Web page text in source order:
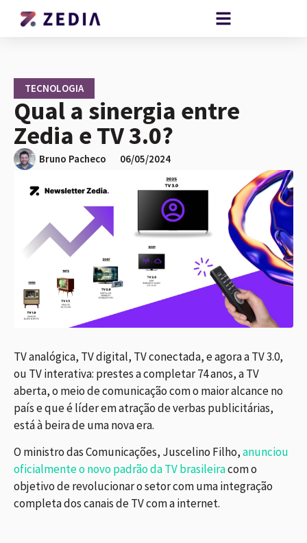
TECNOLOGIA
Qual a sinergia entre
Zedia e TV 3.0?
Bruno Pacheco 06/05/2024
TV analógica, TV digital, TV conectada, e agora a TV 3.0,
ou TV interativa: prestes a completar 74 anos, a TV
aberta, o meio de comunicação com o maior alcance no
país e que é líder em atração de verbas publicitárias,
está à beira de uma nova era.
O ministro das Comunicações, Juscelino Filho,anunciou
oficialmente o novo padrão da TV brasileiracom o
objetivo de revolucionar o setor com uma integração
completa dos canais de TV com a internet.